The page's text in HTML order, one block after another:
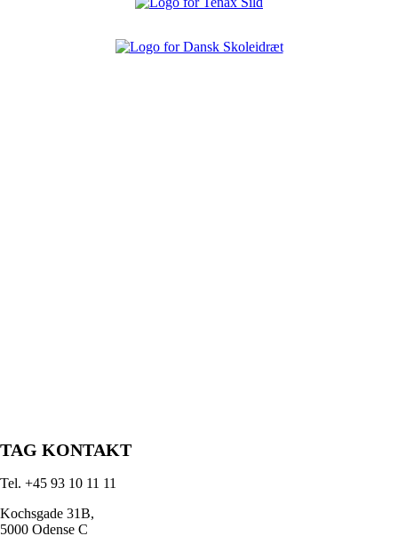
TAG KONTAKT
Tel. +45 93 10 11 11
Kochsgade 31B,
5000 Odense C